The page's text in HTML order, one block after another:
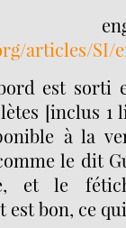
in
articles/SI/
est sorti
[inclus 1
à la
le dit
et le
est bon, ce